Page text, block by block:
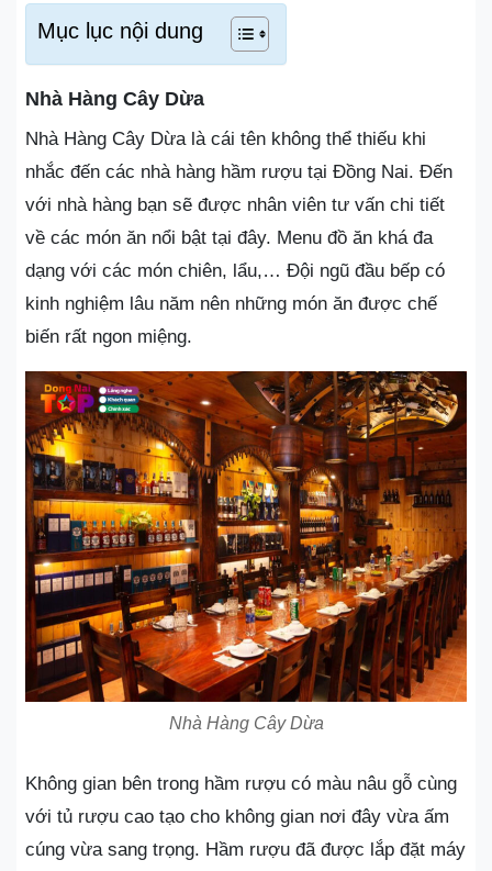
Mục lục nội dung
Nhà Hàng Cây Dừa
Nhà Hàng Cây Dừa là cái tên không thể thiếu khi
nhắc đến các nhà hàng hầm rượu tại Đồng Nai. Đến
với nhà hàng bạn sẽ được nhân viên tư vấn chi tiết
về các món ăn nổi bật tại đây. Menu đồ ăn khá đa
dạng với các món chiên, lẩu,… Đội ngũ đầu bếp có
kinh nghiệm lâu năm nên những món ăn được chế
biến rất ngon miệng.
Nhà Hàng Cây Dừa
Không gian bên trong hầm rượu có màu nâu gỗ cùng
với tủ rượu cao tạo cho không gian nơi đây vừa ấm
cúng vừa sang trọng. Hầm rượu đã được lắp đặt máy